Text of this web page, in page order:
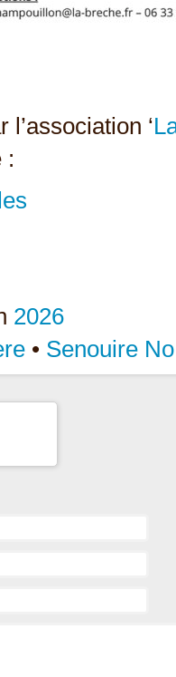
‘
:
2026
• Senouire